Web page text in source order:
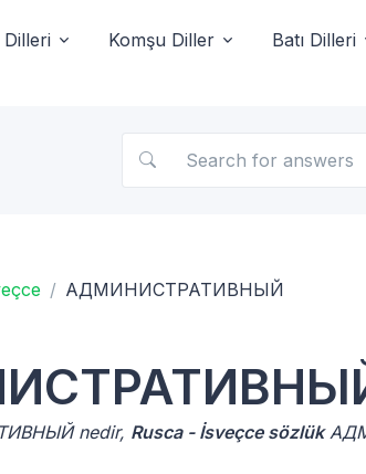
Komşu Diller Batı Dilleri
АДМИНИСТРАТИВНЫЙ
nedir, Rusca - İsveçce sözlük